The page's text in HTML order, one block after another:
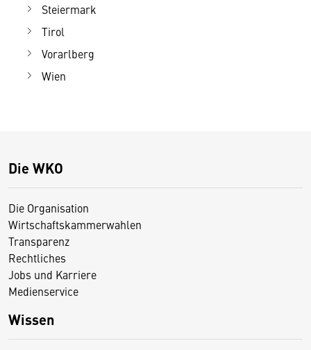
Steiermark
Tirol
Vorarlberg
Wien
Die WKO
Die Organisation
Wirtschaftskammerwahlen
Transparenz
Rechtliches
Jobs und Karriere
Medienservice
Wissen